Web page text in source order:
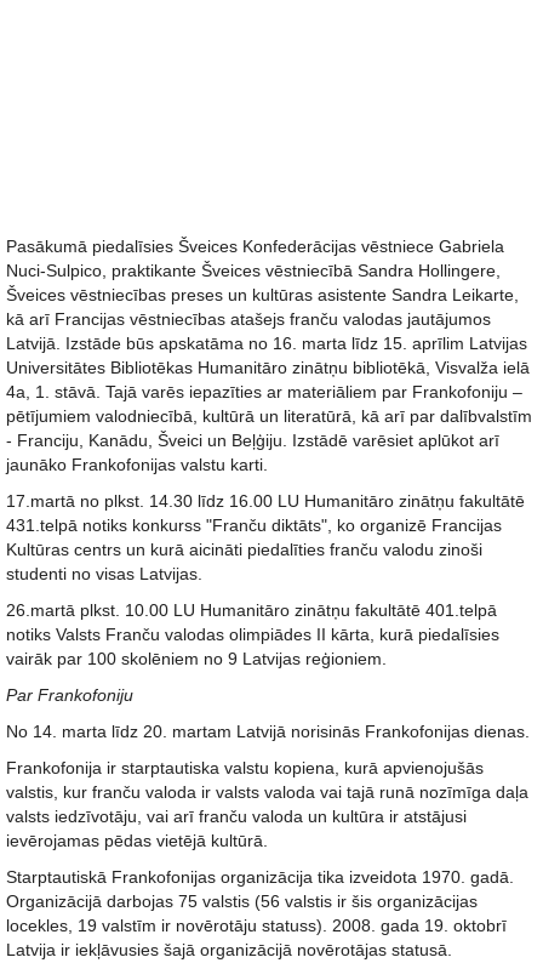
Pasākumā piedalīsies Šveices Konfederācijas vēstniece Gabriela
Nuci-Sulpico, praktikante Šveices vēstniecībā Sandra Hollingere,
Šveices vēstniecības preses un kultūras asistente Sandra Leikarte,
kā arī Francijas vēstniecības atašejs franču valodas jautājumos
Latvijā. Izstāde būs apskatāma no 16. marta līdz 15. aprīlim Latvijas
Universitātes Bibliotēkas Humanitāro zinātņu bibliotēkā, Visvalža ielā
4a, 1. stāvā. Tajā varēs iepazīties ar materiāliem par Frankofoniju –
pētījumiem valodniecībā, kultūrā un literatūrā, kā arī par dalībvalstīm
- Franciju, Kanādu, Šveici un Beļģiju. Izstādē varēsiet aplūkot arī
jaunāko Frankofonijas valstu karti.
17.martā no plkst. 14.30 līdz 16.00 LU Humanitāro zinātņu fakultātē
431.telpā notiks konkurss "Franču diktāts", ko organizē Francijas
Kultūras centrs un kurā aicināti piedalīties franču valodu zinoši
studenti no visas Latvijas.
26.martā plkst. 10.00 LU Humanitāro zinātņu fakultātē 401.telpā
notiks Valsts Franču valodas olimpiādes II kārta, kurā piedalīsies
vairāk par 100 skolēniem no 9 Latvijas reģioniem.
Par Frankofoniju
No 14. marta līdz 20. martam Latvijā norisinās Frankofonijas dienas.
Frankofonija ir starptautiska valstu kopiena, kurā apvienojušās
valstis, kur franču valoda ir valsts valoda vai tajā runā nozīmīga daļa
valsts iedzīvotāju, vai arī franču valoda un kultūra ir atstājusi
ievērojamas pēdas vietējā kultūrā.
Starptautiskā Frankofonijas organizācija tika izveidota 1970. gadā.
Organizācijā darbojas 75 valstis (56 valstis ir šis organizācijas
locekles, 19 valstīm ir novērotāju statuss). 2008. gada 19. oktobrī
Latvija ir iekļāvusies šajā organizācijā novērotājas statusā.